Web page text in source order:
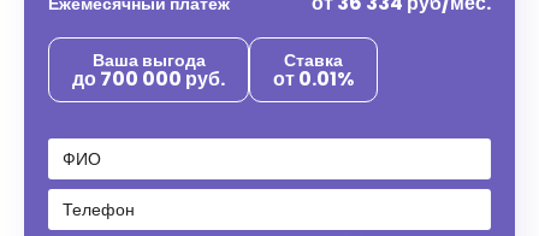
Ваша выгода
до 700 000 руб.
Ставка
от 0.01%